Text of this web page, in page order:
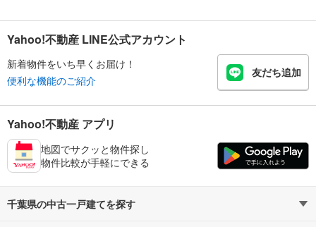
Yahoo!不動産 LINE公式アカウント
新着物件をいち早くお届け！
便利な機能のご紹介
友だち追加
Yahoo!不動産 アプリ
地図でサクッと物件探し
物件比較が手軽にできる
千葉県の中古一戸建てを探す